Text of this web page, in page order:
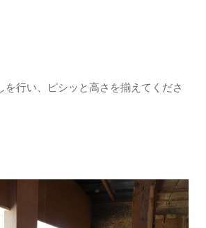
を行い、ピシッと高さを揃えてくださ